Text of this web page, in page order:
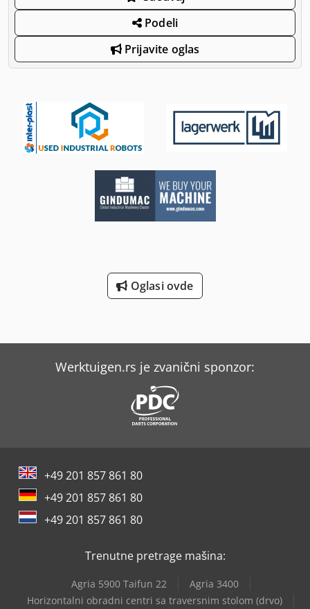
Podeli
Prijavite oglas
Oglasi ovde
Werktuigen.rs je zvanični sponzor:
+49 201 857 861 80
+49 201 857 861 80
+49 201 857 861 80
Trenutne pretrage mašina:
Agria 5900 Taifun 22
Agria 3400
Horizontalni obradni centri sa traversnim stolom (drvo)